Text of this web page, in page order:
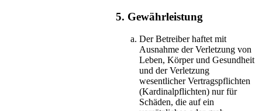
5. Gewährleistung
Der Betreiber haftet mit
Ausnahme der Verletzung von
Leben, Körper und Gesundheit
und der Verletzung
wesentlicher Vertragspflichten
(Kardinalpflichten) nur für
Schäden, die auf ein